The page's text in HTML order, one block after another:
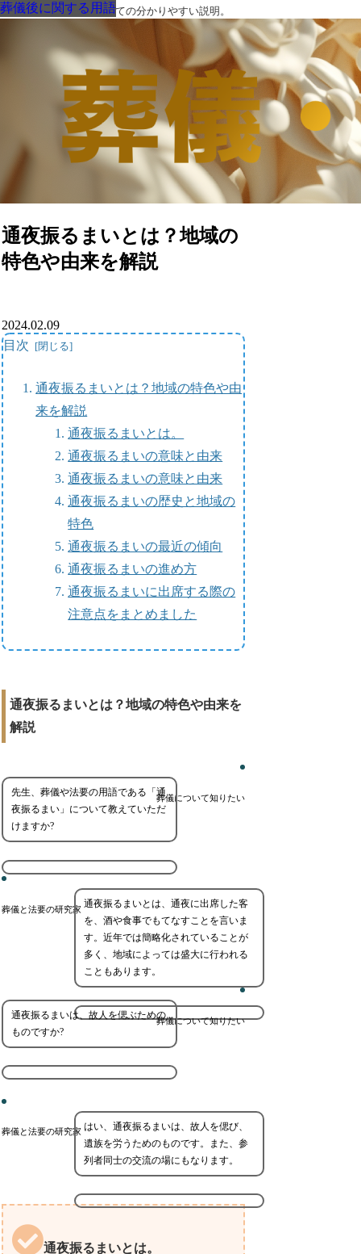
葬儀・葬式・法要についての分かりやすい説明。
通夜振るまいとは？地域の
特色や由来を解説
葬儀後に関する用語
2024.02.09
目次
通夜振るまいとは？地域の特色や由
来を解説
通夜振るまいとは。
通夜振るまいの意味と由来
通夜振るまいの意味と由来
通夜振るまいの歴史と地域の
特色
通夜振るまいの最近の傾向
通夜振るまいの進め方
通夜振るまいに出席する際の
注意点をまとめました
通夜振るまいとは？地域の特色や由来を
解説
葬儀について知りたい
先生、葬儀や法要の用語である「通
夜振るまい」について教えていただ
けますか?
葬儀と法要の研究家 通夜振るまいとは、通夜に出席した客
を、酒や食事でもてなすことを言いま
す。近年では簡略化されていることが
多く、地域によっては盛大に行われる
こともあります。
葬儀について知りたい
通夜振るまいは、故人を偲ぶための
ものですか?
葬儀と法要の研究家 はい、通夜振るまいは、故人を偲び、
遺族を労うためのものです。また、参
列者同士の交流の場にもなります。
通夜振るまいとは。
葬儀後に関する用語
葬儀後に関する用語
葬儀後に関する用語
葬儀後に関する用語
葬儀後に関する用語
葬儀後に関する用語